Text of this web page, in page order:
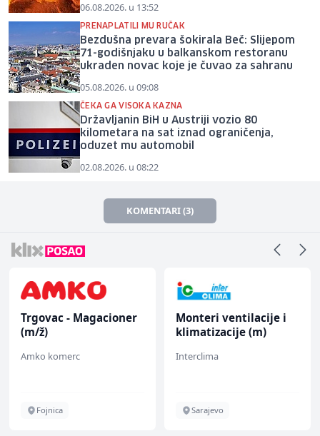
06.08.2026. u 13:52
PRENAPLATILI MU RUČAK
Bezdušna prevara šokirala Beč: Slijepom
71-godišnjaku u balkanskom restoranu
ukraden novac koje je čuvao za sahranu
05.08.2026. u 09:08
ČEKA GA VISOKA KAZNA
Državljanin BiH u Austriji vozio 80
kilometara na sat iznad ograničenja,
oduzet mu automobil
02.08.2026. u 08:22
KOMENTARI (3)
Trgovac - Magacioner
(m/ž)
Amko komerc
Fojnica
Monteri ventilacije i
klimatizacije (m)
Interclima
Sarajevo